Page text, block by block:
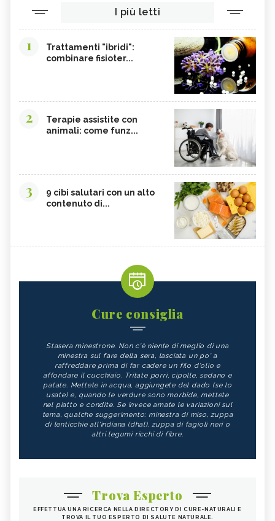
I più letti
1
Trattamenti "ibridi":
combinare fisioter...
2
Terapie assistite con
animali: come funz...
3
9 cibi salutari con un alto
contenuto di...
Cure consiglia
Stasera minestrone. Non c'è niente di meglio di una
minestra sul fare della sera, lasciata un po' a
raffreddare prima di far cadere un filo d'olio e
affondare il cucchiaio. Tritate porri, cipolle, sedano e
patate. Mettete in acqua, aggiungete del dado (se lo
usate) e, quando le verdure sono morbide, mettete
nel piatto e condite. Se invece amate le variazioni sul
tema, qualche suggerimento: minestra di miso, zuppa
di lenticchie all'indiana (dhal), zuppa di fagioli neri o
altri legumi ricchi di fibre.
Trova Esperto
EFFETTUA UNA RICERCA NELLA DIRECTORY DI CURE-NATURALI E
TROVA IL TUO ESPERTO DI SALUTE NATURALE.